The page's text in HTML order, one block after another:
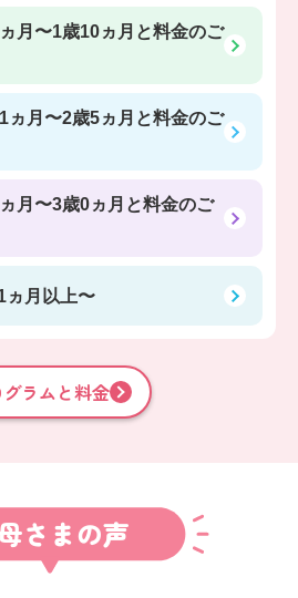
月〜1歳10ヵ月 と料金のご
ヵ月〜2歳5ヵ月 と料金のご
月〜3歳0ヵ月 と料金のご
ヵ月以上〜
ラムと料金
さまの声